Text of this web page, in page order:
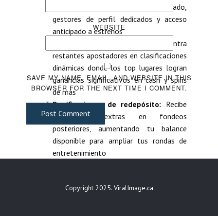
incluyendo reembolso incrementado,
gestores de perfil dedicados y acceso
anticipado a estrenos
Compite contra
restantes apostadores en clasificaciones
dinámicas donde los top lugares logran
ganancias significativos en cash y spins
de más
Bonificaciones de redepósito: Recibe
porcentajes extras en fondeos
posteriores, aumentando tu balance
disponible para ampliar tus rondas de
entretenimiento
trayectoria y inclinaciones, entregadas
WEBSITE
SAVE MY NAME, EMAIL, AND WEBSITE IN THIS
BROWSER FOR THE NEXT TIME I COMMENT.
Post Comment
Copyright 2025. ViralImage.ca